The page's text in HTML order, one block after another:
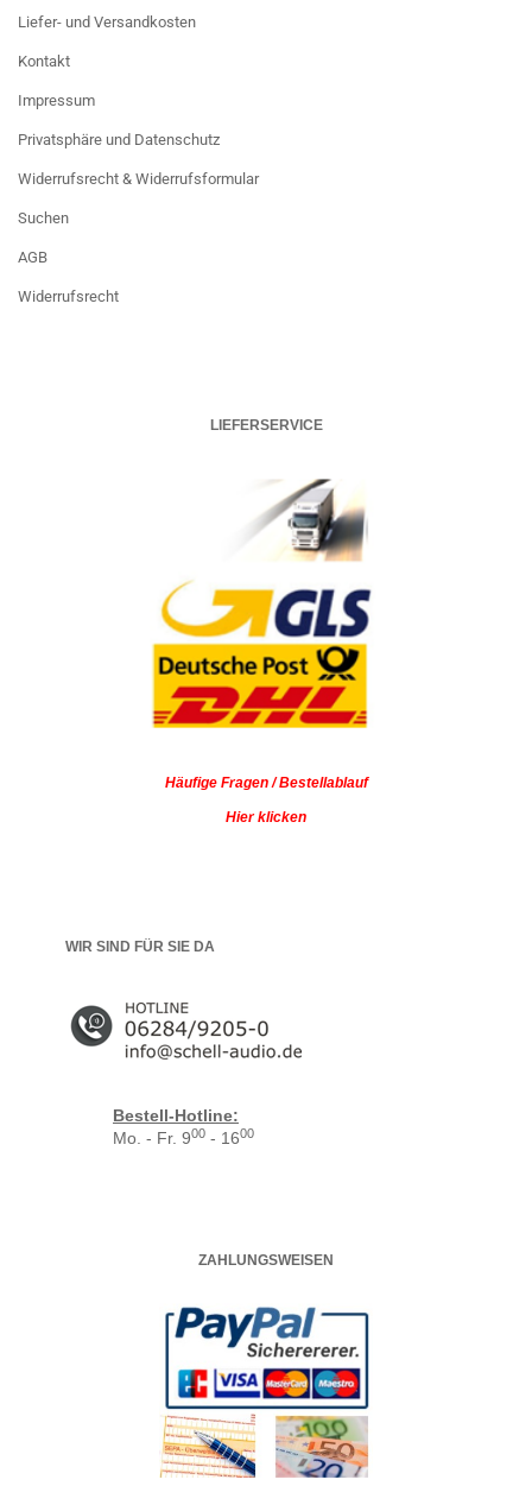
Liefer- und Versandkosten
Kontakt
Impressum
Privatsphäre und Datenschutz
Widerrufsrecht & Widerrufsformular
Suchen
AGB
Widerrufsrecht
LIEFERSERVICE
Häufige Fragen / Bestellablauf
Hier klicken
WIR SIND FÜR SIE DA
Bestell-Hotline:
Mo. - Fr. 900 - 1600
ZAHLUNGSWEISEN